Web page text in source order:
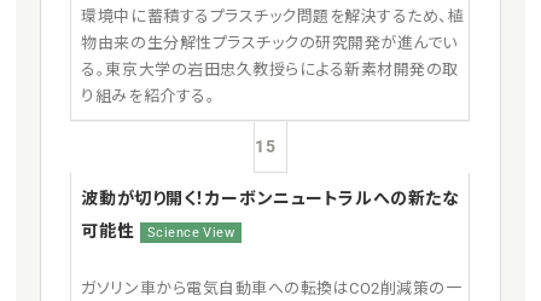
環境中に蓄積するプラスチック問題を解決するため、植
物由来の生分解性プラスチックの研究開発が進んでい
る。東京大学の岩田忠久教授らによる新素材開発の取
り組みを紹介する。
15
波動が切り開く！カーボンニュートラルへの新たな
可能性
Science View
ガソリン車から電気自動車への転換はCO2削減策の一